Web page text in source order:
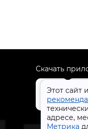
Этот сайт
адресе,
Метрика
Скачать